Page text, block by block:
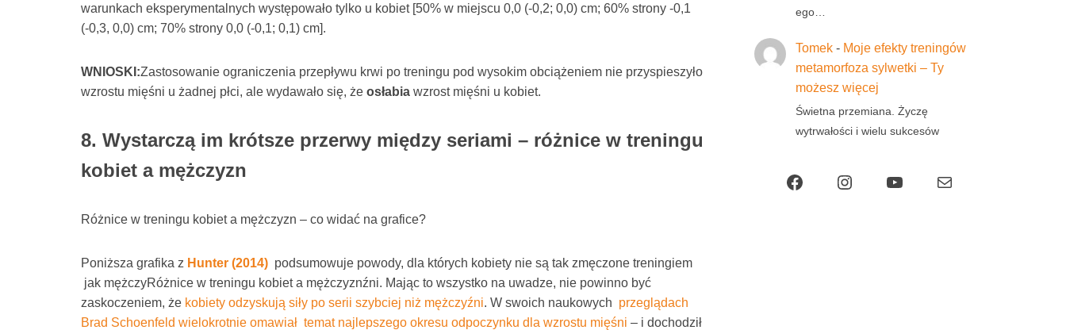
warunkach eksperymentalnych występowało tylko u kobiet [50% w miejscu 0,0 (-0,2; 0,0) cm; 60% strony -0,1
(-0,3, 0,0) cm; 70% strony 0,0 (-0,1; 0,1) cm].
WNIOSKI:Zastosowanie ograniczenia przepływu krwi po treningu pod wysokim obciążeniem nie przyspieszyło
wzrostu mięśni u żadnej płci, ale wydawało się, że osłabia wzrost mięśni u kobiet.
8. Wystarczą im krótsze przerwy między seriami – różnice w treningu
kobiet a mężczyzn
Różnice w treningu kobiet a mężczyzn – co widać na grafice?
Poniższa grafika z Hunter (2014) podsumowuje powody, dla których kobiety nie są tak zmęczone treningiem
jak mężczyRóżnice w treningu kobiet a mężczyznźni. Mając to wszystko na uwadze, nie powinno być
zaskoczeniem, że kobiety odzyskują siły po serii szybciej niż mężczyźni. W swoich naukowych przeglądach
Brad Schoenfeld wielokrotnie omawiał temat najlepszego okresu odpoczynku dla wzrostu mięśni – i dochodził
ego…
Tomek - Moje efekty treningów
metamorfoza sylwetki – Ty
możesz więcej
Świetna przemiana. Życzę
wytrwałości i wielu sukcesów